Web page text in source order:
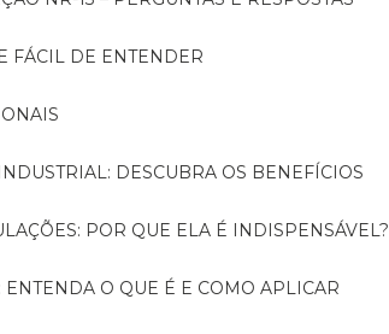
FÁCIL DE ENTENDER
DESCUBRA OS BENEFÍCIOS
POR QUE ELA É INDISPENSÁVEL?
ENTENDA O QUE É E COMO APLICAR